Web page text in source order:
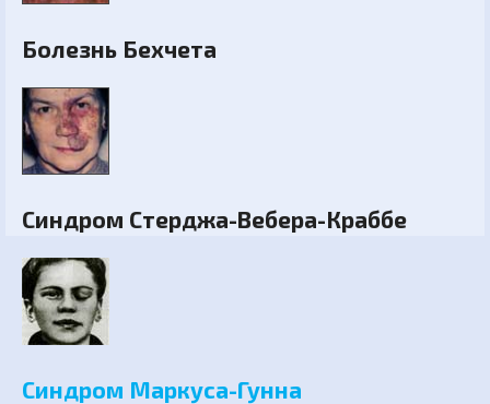
Болезнь Бехчета
Синдром Стерджа-Вебера-Краббе
Синдром Маркуса-Гунна